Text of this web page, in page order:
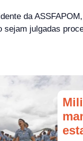
da
sejam julgadas